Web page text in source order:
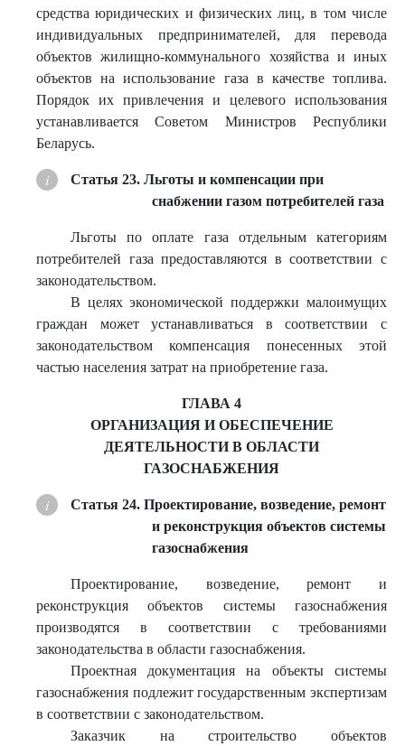
средства юридических и физических лиц, в том числе
индивидуальных предпринимателей, для перевода
объектов жилищно-коммунального хозяйства и иных
объектов на использование газа в качестве топлива.
Порядок их привлечения и целевого использования
устанавливается Советом Министров Республики
Беларусь.
Статья 23. Льготы и компенсации при
снабжении газом потребителей газа
Льготы по оплате газа отдельным категориям
потребителей газа предоставляются в соответствии с
законодательством.
В целях экономической поддержки малоимущих
граждан может устанавливаться в соответствии с
законодательством компенсация понесенных этой
частью населения затрат на приобретение газа.
ГЛАВА 4
ОРГАНИЗАЦИЯ И ОБЕСПЕЧЕНИЕ
ДЕЯТЕЛЬНОСТИ В ОБЛАСТИ
ГАЗОСНАБЖЕНИЯ
Статья 24. Проектирование, возведение, ремонт
и реконструкция объектов системы
газоснабжения
Проектирование, возведение, ремонт и
реконструкция объектов системы газоснабжения
производятся в соответствии с требованиями
законодательства в области газоснабжения.
Проектная документация на объекты системы
газоснабжения подлежит государственным экспертизам
в соответствии с законодательством.
Заказчик на строительство объектов